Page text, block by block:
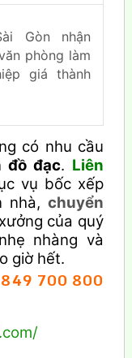
Gòn nhận
phòng làm
giá thành
có nhu cầu
đồ đạc. Liên
vụ bốc xếp
nhà,chuyển
của quý
nhàng và
giờ hết.
700 800